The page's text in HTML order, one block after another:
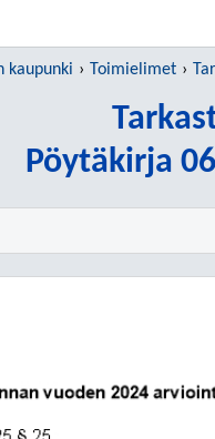
kaupunki Toimielimet
Pöytäkirja